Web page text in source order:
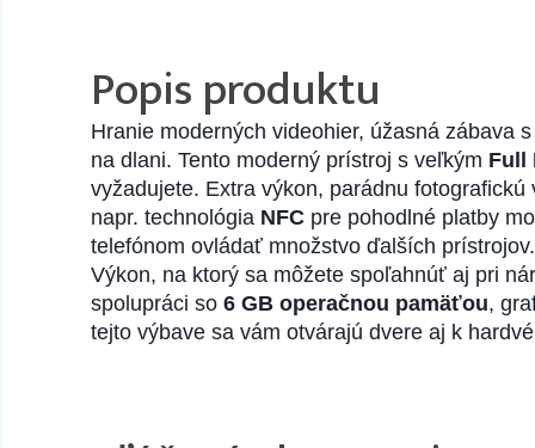
Popis produktu
Hranie moderných videohier, úžasná zábava
na dlani. Tento moderný prístroj s veľkým Full
vyžadujete. Extra výkon, parádnu
napr. technológia NFC pre pohodlné platby
telefónom ovládať množstvo ďalších prístrojov.
Výkon, na ktorý sa môžete spoľahnúť aj pri
spolupráci so6 GB operačnou pamäťou,
tejto výbave sa vám otvárajú dvere aj k